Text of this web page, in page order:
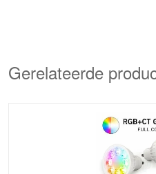
Gerelateerde